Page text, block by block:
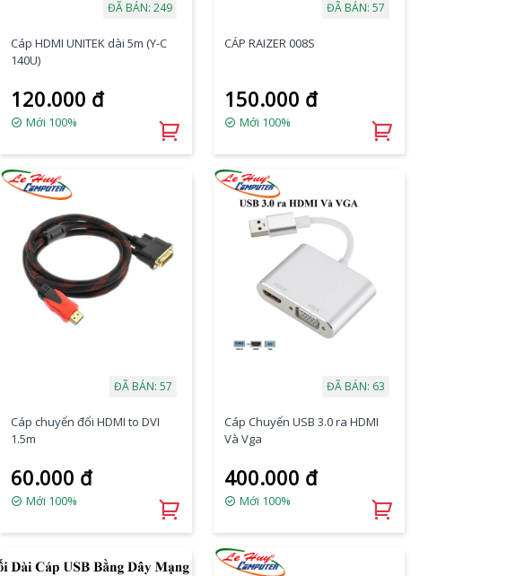
ĐÃ BÁN: 249
Cáp HDMI UNITEK dài 5m (Y-C
140U)
120.000 đ
Mới 100%
ĐÃ BÁN: 57
CÁP RAIZER 008S
150.000 đ
Mới 100%
ĐÃ BÁN: 57
Cáp chuyển đổi HDMI to DVI
1.5m
60.000 đ
Mới 100%
ĐÃ BÁN: 63
Cáp Chuyển USB 3.0 ra HDMI
Và Vga
400.000 đ
Mới 100%